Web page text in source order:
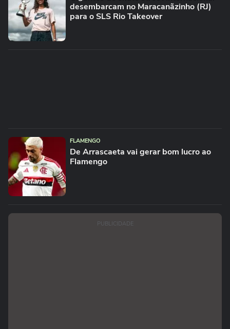
desembarcam no Maracanãzinho (RJ)
para o SLS Rio Takeover
FLAMENGO
De Arrascaeta vai gerar bom lucro ao
Flamengo
PUBLICIDADE